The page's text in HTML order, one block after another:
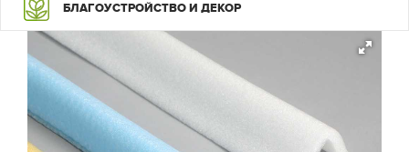
БЛАГОУСТРОЙСТВО И ДЕКОР